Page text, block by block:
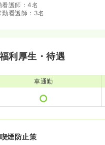
看護師：4名
勤看護師：3名
福利厚生・待遇
車通勤
煙防止策